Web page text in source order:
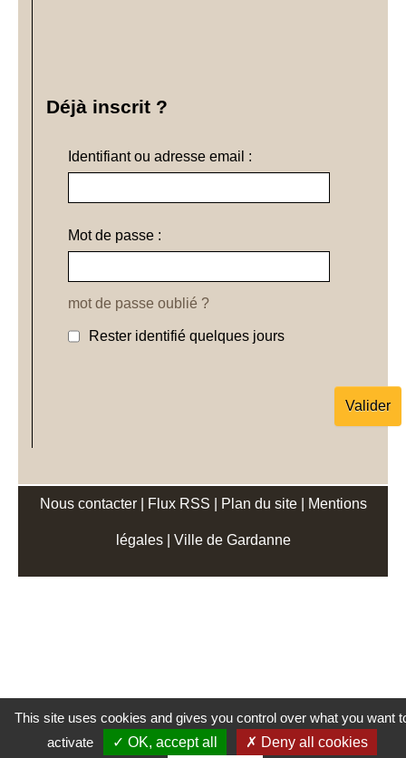
Déjà inscrit ?
Identifiant ou adresse email :
Mot de passe :
mot de passe oublié ?
Rester identifié quelques jours
Nous contacter Flux RSS Plan du site Mentions
légales Ville de Gardanne
This site uses cookies and gives you control over what you want
activate
OK, accept all Deny all cookies